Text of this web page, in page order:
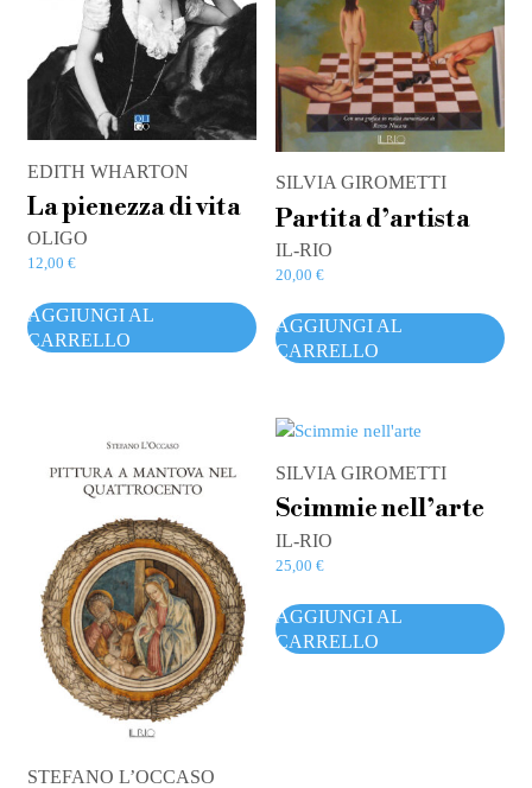
EDITH WHARTON
La pienezza di vita
OLIGO
12,00 €
AGGIUNGI AL
CARRELLO
SILVIA GIROMETTI
Partita d’artista
IL-RIO
20,00€
AGGIUNGI AL
CARRELLO
STEFANO L’OCCASO
SILVIA GIROMETTI
Scimmie nell’arte
IL-RIO
25,00€
AGGIUNGI AL
CARRELLO